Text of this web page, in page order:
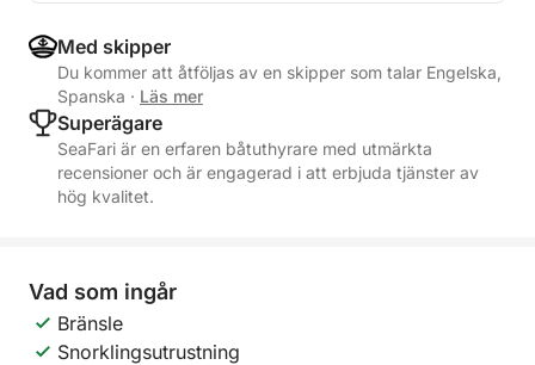
Med skipper
Du kommer att åtföljas av en skipper som talar Engelska,
Spanska · Läs mer
Superägare
SeaFari är en erfaren båtuthyrare med utmärkta
recensioner och är engagerad i att erbjuda tjänster av
hög kvalitet.
Vad som ingår
Bränsle
Snorklingsutrustning